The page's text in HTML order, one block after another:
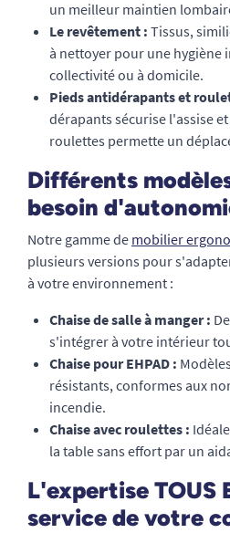
un meilleur maintien
Le revêtement : Tissus,
à nettoyer pour une hygiène
collectivité ou à domicile.
Pieds antidérapants et
dérapants sécurise l'assise
roulettes permette un
Différents
besoin
Notre gamme de mobilier
plusieurs versions pour
à votre environnement :
Chaise de salle à manger :
s'intégrer à votre intérieur
Chaise pour EHPAD :
résistants, conformes aux
incendie.
Chaise avec roulettes :
la table sans effort par un
L'expertise TOUS
service de votre